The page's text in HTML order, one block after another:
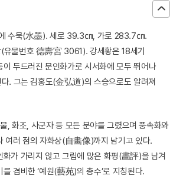
수묵(水墨). 세로 39.3㎝, 가로 283.7㎝.
유물번호 德壽宮 3061). 강세황은 18세기
이 두드러진 문인화가로 시서화에 모두 뛰어나
. 그는 김홍도(金弘道)의 스승으로도 알려져
, 화조, 사군자 등 모든 분야를 그렸으며 풍속화와
여러 점의 자화상(自畵像)까지 남기고 있다.
화가 가리지 않고 그림에 많은 화평(畵評)을 남겨
겸비한 ‘예원(藝苑)의 총수’로 지칭된다.